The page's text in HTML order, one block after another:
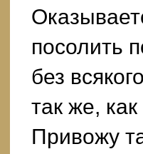
посолить
без
так же,
Привожу